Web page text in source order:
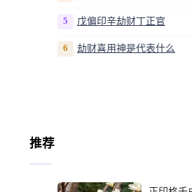
5 戊偏印辛劫财丁正官
6 劫财喜用神是代表什么
推荐